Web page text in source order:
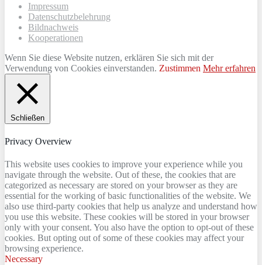
Impressum
Datenschutzbelehrung
Bildnachweis
Kooperationen
Wenn Sie diese Website nutzen, erklären Sie sich mit der
Verwendung von Cookies einverstanden. Zustimmen Mehr erfahren
Schließen
Privacy Overview
This website uses cookies to improve your experience while you
navigate through the website. Out of these, the cookies that are
categorized as necessary are stored on your browser as they are
essential for the working of basic functionalities of the website. We
also use third-party cookies that help us analyze and understand how
you use this website. These cookies will be stored in your browser
only with your consent. You also have the option to opt-out of these
cookies. But opting out of some of these cookies may affect your
browsing experience.
Necessary